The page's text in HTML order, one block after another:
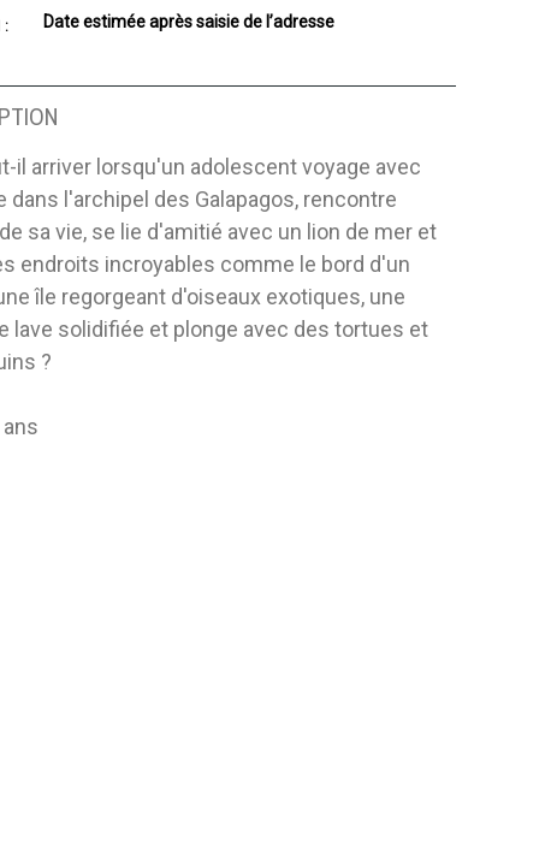
: Date estimée après saisie de l’adresse
il arriver lorsqu'un adolescent voyage avec
dans l'archipel des Galapagos, rencontre
sa vie, se lie d'amitié avec un lion de mer et
endroits incroyables comme le bord d'un
île regorgeant d'oiseaux exotiques, une
lave solidifiée et plonge avec des tortues et
?